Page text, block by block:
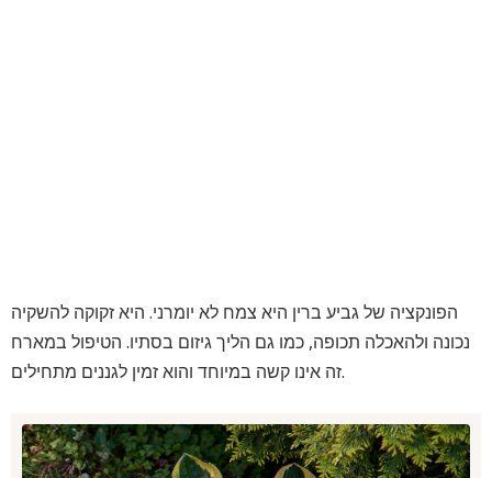
הפונקציה של גביע ברין היא צמח לא יומרני. היא זקוקה להשקיה
נכונה ולהאכלה תכופה, כמו גם הליך גיזום בסתיו. הטיפול במארח
זה אינו קשה במיוחד והוא זמין לגננים מתחילים.